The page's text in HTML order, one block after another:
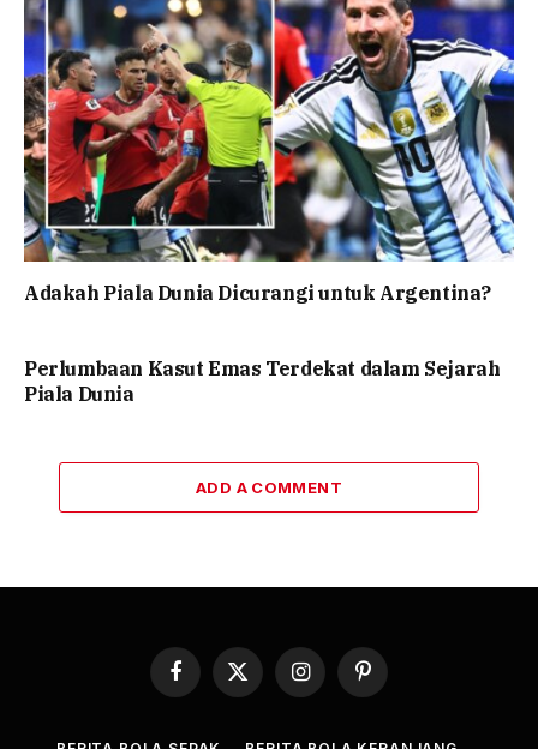
Adakah Piala Dunia Dicurangi untuk Argentina?
Perlumbaan Kasut Emas Terdekat dalam Sejarah
Piala Dunia
ADD A COMMENT
Facebook
X
InstagramPinterest